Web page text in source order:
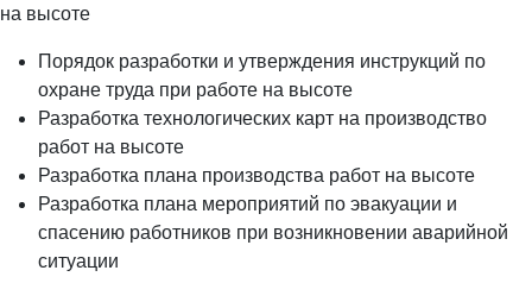
на высоте
Порядок разработки и утверждения инструкций по
охране труда при работе на высоте
Разработка технологических карт на производство
работ на высоте
Разработка плана производства работ на высоте
Разработка плана мероприятий по эвакуации и
спасению работников при возникновении аварийной
ситуации